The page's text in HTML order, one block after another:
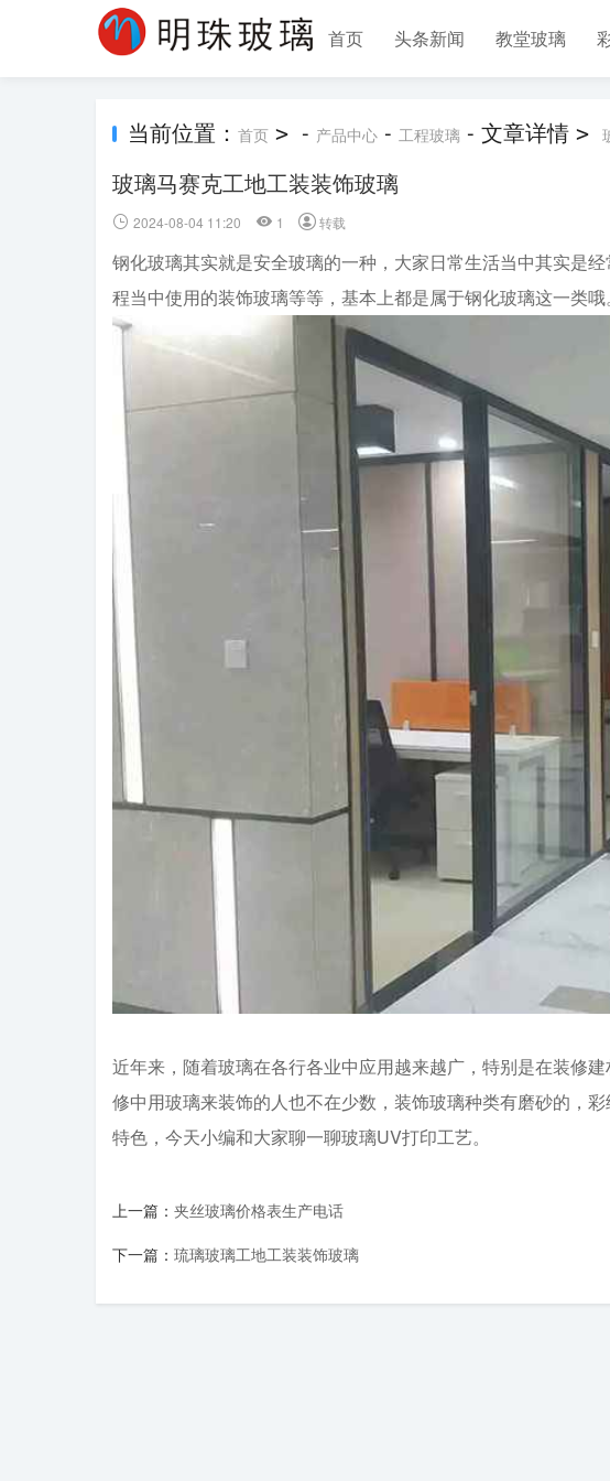
首页 头条新闻 教堂玻璃
当前位置： 首页 > - 产品中心 - 工程玻璃 - 文章详情 >
玻璃马赛克工地工装装饰玻璃
2024-08-04 11:20 1 转载
钢化玻璃其实就是安全玻璃的一种，大家日常生活当中其实是
程当中使用的装饰玻璃等等，基本上都是属于钢化玻璃这一类哦。
近年来，随着玻璃在各行各业中应用越来越广，特别是在装修
修中用玻璃来装饰的人也不在少数，装饰玻璃种类有磨砂的，
特色，今天小编和大家聊一聊玻璃UV打印工艺。
上一篇： 夹丝玻璃价格表生产电话
下一篇： 琉璃玻璃工地工装装饰玻璃